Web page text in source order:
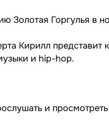
Золотая Горгулья в
Кирилл
и hip-hop.
и